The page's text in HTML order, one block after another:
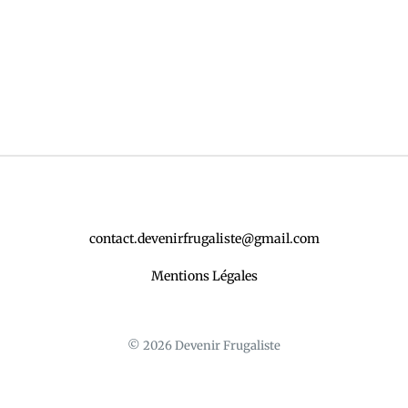
contact.devenirfrugaliste@gmail.com
Mentions Légales
© 2026 Devenir Frugaliste